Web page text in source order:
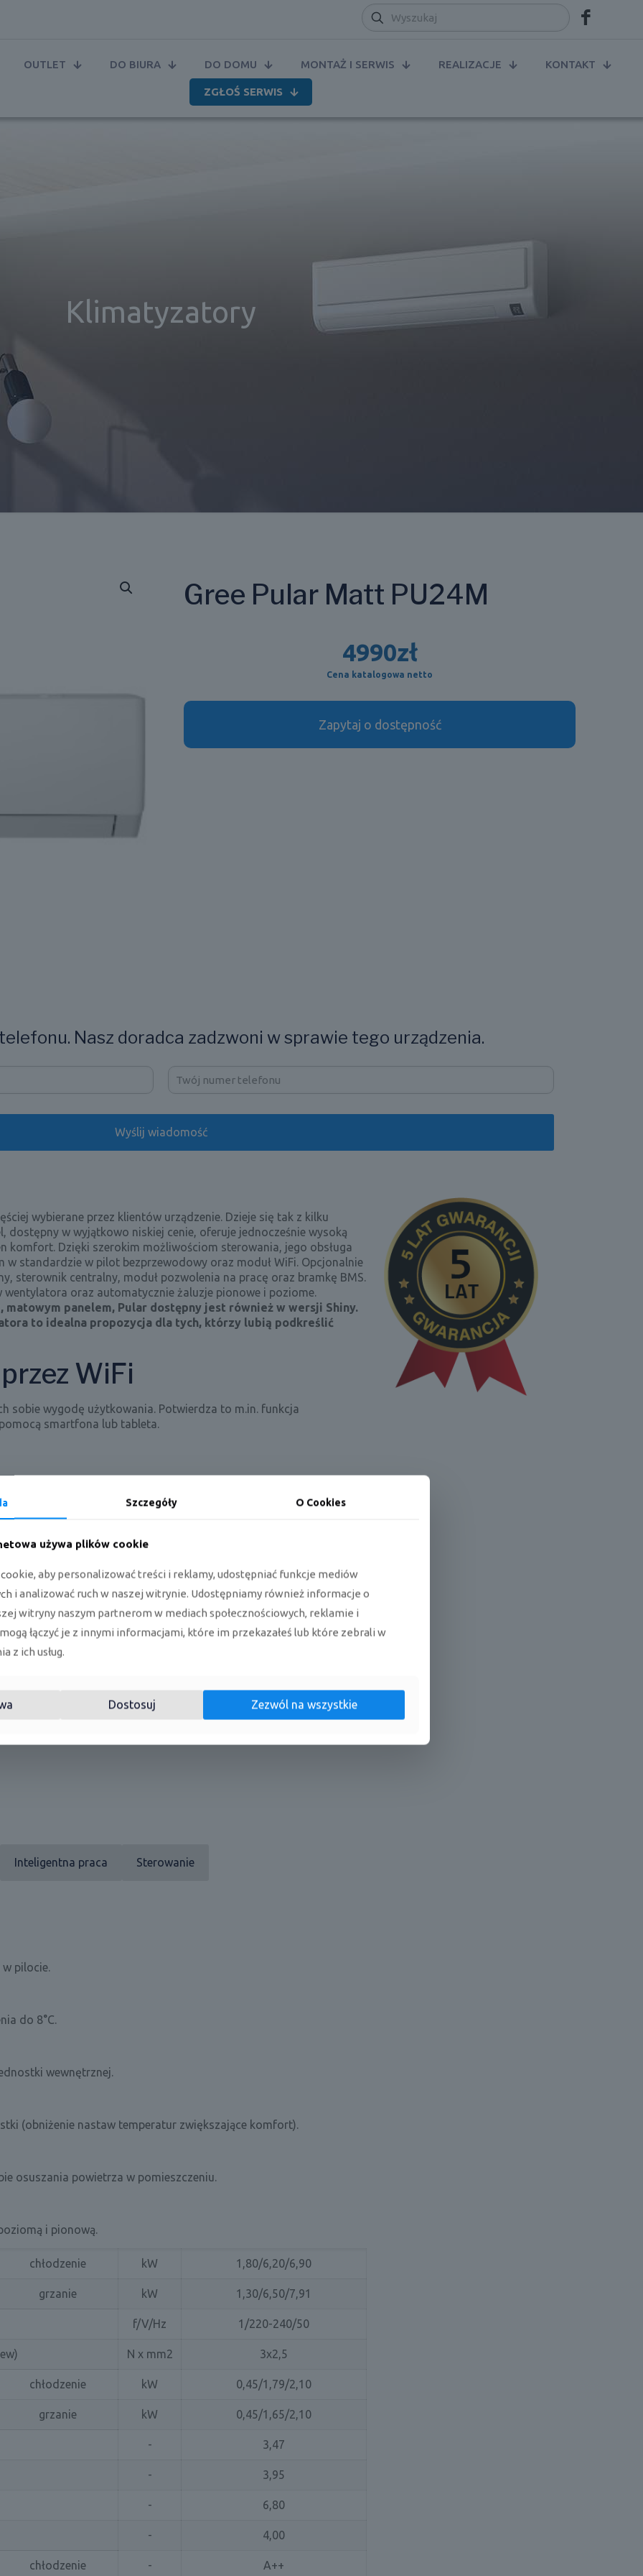
OUTLET DO BIURA DO DOMU MONTAŻ I SERWIS REALIZACJE KONTAKT
ZGŁOŚ SERWIS
Klimatyzatory
Gree Pular Matt PU24M
4990zł
Cena katalogowa netto
Zapytaj o dostępność
Nasz doradca zadzwoni w sprawie tego urządzenia.
wybierane przez klientów urządzenie. Dzieje się tak z kilku
dostępny w wyjątkowo niskiej cenie, oferuje jednocześnie wysoką
komfort. Dzięki szerokim możliwościom sterowania, jego obsługa
standardzie w pilot bezprzewodowy oraz moduł WiFi. Opcjonalnie
sterownik centralny, moduł pozwolenia na pracę oraz bramkę BMS.
oraz automatycznie żaluzje pionowe i poziome.
matowym panelem, Pular dostępny jest również w wersji Shiny.
to idealna propozycja dla tych, którzy lubią podkreślić
WiFi
sobie wygodę użytkowania. Potwierdza to m.in. funkcja
smartfona lub tableta.
dzięki której rozwój drobnoustrojów jest znaczniej
nawiewu
umożliwia bardzo precyzyjną regulację nawiewu. To znacząco
Inteligentna praca Sterowanie
pilocie.
do 8°C.
wewnętrznej.
(obniżenie nastaw temperatur zwiększające komfort).
osuszania powietrza w pomieszczeniu.
i pionową.
chłodzenie kW 1,80/6,20/6,90
grzanie kW 1,30/6,50/7,91
f/V/Hz 1/220-240/50
N x mm2 3x2,5
chłodzenie kW 0,45/1,79/2,10
grzanie kW 0,45/1,65/2,10
- 3,47
- 3,95
- 6,80
- 4,00
chłodzenie - A++
Szczegóły O Cookies
używa plików cookie
aby personalizować treści i reklamy, udostępniać funkcje mediów
i analizować ruch w naszej witrynie. Udostępniamy również informacje o
witryny naszym partnerom w mediach społecznościowych, reklamie i
łączyć je z innymi informacjami, które im przekazałeś lub które zebrali w
z ich usług.
Dostosuj Zezwól na wszystkie